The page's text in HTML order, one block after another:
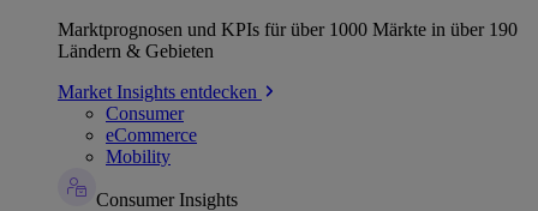
Marktprognosen und KPIs für über 1000 Märkte in über 190
Ländern & Gebieten
Market Insights entdecken
Consumer
eCommerce
Mobility
Consumer Insights